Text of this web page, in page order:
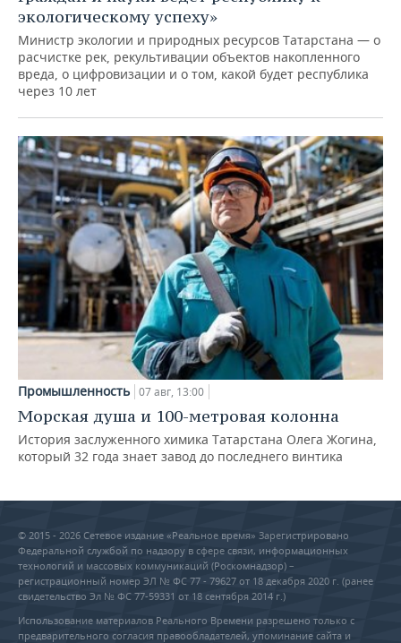
экологическому успеху»
Министр экологии и природных ресурсов Татарстана — о
расчистке рек, рекультивации объектов накопленного
вреда, о цифровизации и о том, какой будет республика
через 10 лет
Промышленность 07 авг, 13:00
Морская душа и 100-метровая колонна
История заслуженного химика Татарстана Олега Жогина,
который 32 года знает завод до последнего винтика
© 2015 - 2026 Сетевое издание «Реальное время» Зарегистрировано
Федеральной службой по надзору в сфере связи, информационных
технологий и массовых коммуникаций (Роскомнадзор) –
регистрационный номер ЭЛ № ФС 77 - 79627 от 18 декабря 2020 г. (ранее
свидетельство Эл № ФС 77-59331 от 18 сентября 2014 г.)
Использование материалов Реального Времени разрешено только с
предварительного согласия правообладателей, упоминание сайта и